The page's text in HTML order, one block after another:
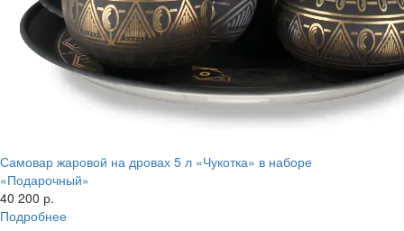
Самовар жаровой на дровах 5 л «Чукотка» в наборе
«Подарочный»
40 200 р.
Подробнее